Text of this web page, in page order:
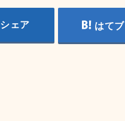
シェア はてブ